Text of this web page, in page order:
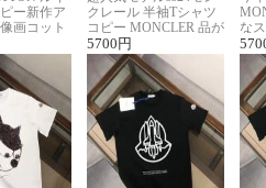
ー新作ア
画コット
Tシャツ
クレール 半袖Tシャツ
コピー MONCLER 品が
良く見た目
5700 円
な
ル